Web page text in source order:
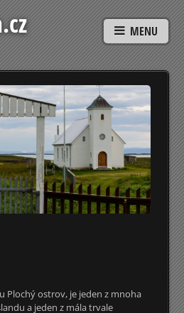
MENU
Plochý ostrov, je jeden z mnoha
a jeden z mála trvale